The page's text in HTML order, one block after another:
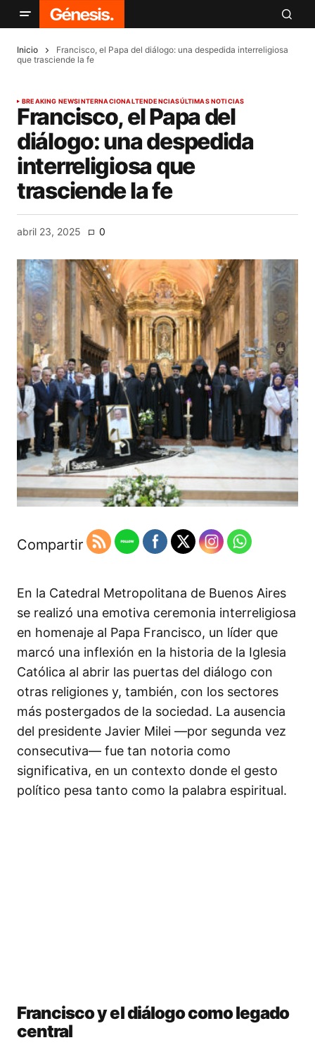
Inicio
Francisco, el Papa del diálogo: una despedida interreligiosa
que trasciende la fe
BREAKING NEWSINTERNACIONALTENDENCIASÚLTIMAS NOTICIAS
Francisco, el Papa del
diálogo: una despedida
interreligiosa que
trasciende la fe
abril 23, 2025 0
Compartir
En la Catedral Metropolitana de Buenos Aires
se realizó una emotiva ceremonia interreligiosa
en homenaje al Papa Francisco, un líder que
marcó una inflexión en la historia de la Iglesia
Católica al abrir las puertas del diálogo con
otras religiones y, también, con los sectores
más postergados de la sociedad. La ausencia
del presidente Javier Milei —por segunda vez
consecutiva— fue tan notoria como
significativa, en un contexto donde el gesto
político pesa tanto como la palabra espiritual.
Francisco y el diálogo como legado
central